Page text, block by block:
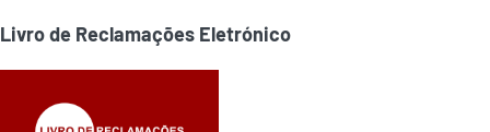
Livro de Reclamações Eletrónico